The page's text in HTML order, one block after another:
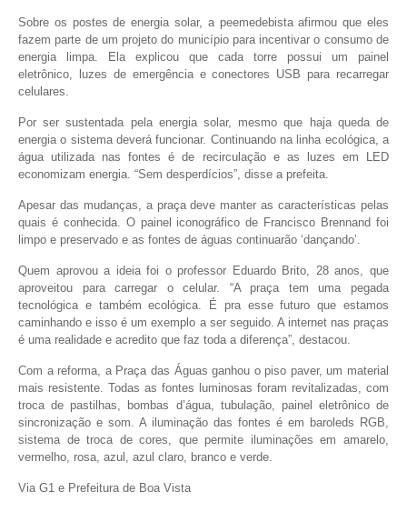
Sobre os postes de energia solar, a peemedebista afirmou que eles
fazem parte de um projeto do município para incentivar o consumo de
energia limpa. Ela explicou que cada torre possui um painel
eletrônico, luzes de emergência e conectores USB para recarregar
celulares.
Por ser sustentada pela energia solar, mesmo que haja queda de
energia o sistema deverá funcionar. Continuando na linha ecológica, a
água utilizada nas fontes é de recirculação e as luzes em LED
economizam energia. “Sem desperdícios”, disse a prefeita.
Apesar das mudanças, a praça deve manter as características pelas
quais é conhecida. O painel iconográfico de Francisco Brennand foi
limpo e preservado e as fontes de águas continuarão ‘dançando’.
Quem aprovou a ideia foi o professor Eduardo Brito, 28 anos, que
aproveitou para carregar o celular. “A praça tem uma pegada
tecnológica e também ecológica. É pra esse futuro que estamos
caminhando e isso é um exemplo a ser seguido. A internet nas praças
é uma realidade e acredito que faz toda a diferença”, destacou.
Com a reforma, a Praça das Águas ganhou o piso paver, um material
mais resistente. Todas as fontes luminosas foram revitalizadas, com
troca de pastilhas, bombas d’água, tubulação, painel eletrônico de
sincronização e som. A iluminação das fontes é em baroleds RGB,
sistema de troca de cores, que permite iluminações em amarelo,
vermelho, rosa, azul, azul claro, branco e verde.
Via G1 e Prefeitura de Boa Vista